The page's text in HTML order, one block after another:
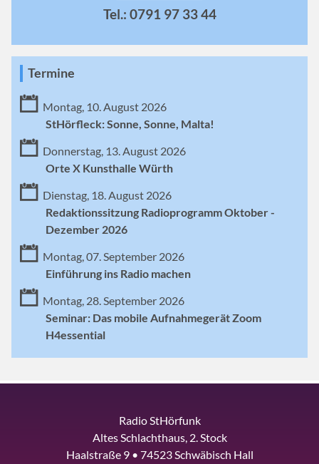
Tel.: 0791 97 33 44
Termine
Montag, 10. August 2026
StHörfleck: Sonne, Sonne, Malta!
Donnerstag, 13. August 2026
Orte X Kunsthalle Würth
Dienstag, 18. August 2026
Redaktionssitzung Radioprogramm Oktober -
Dezember 2026
Montag, 07. September 2026
Einführung ins Radio machen
Montag, 28. September 2026
Seminar: Das mobile Aufnahmegerät Zoom
H4essential
Radio StHörfunk
Altes Schlachthaus, 2. Stock
Haalstraße 9 • 74523 Schwäbisch Hall